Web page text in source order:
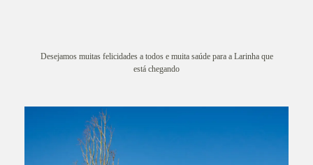
Desejamos muitas felicidades a todos e muita saúde para a Larinha que
está chegando